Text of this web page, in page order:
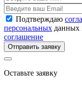
Подтверждаю
персональных данных
соглашение
Отправить заявку
Оставьте заявку